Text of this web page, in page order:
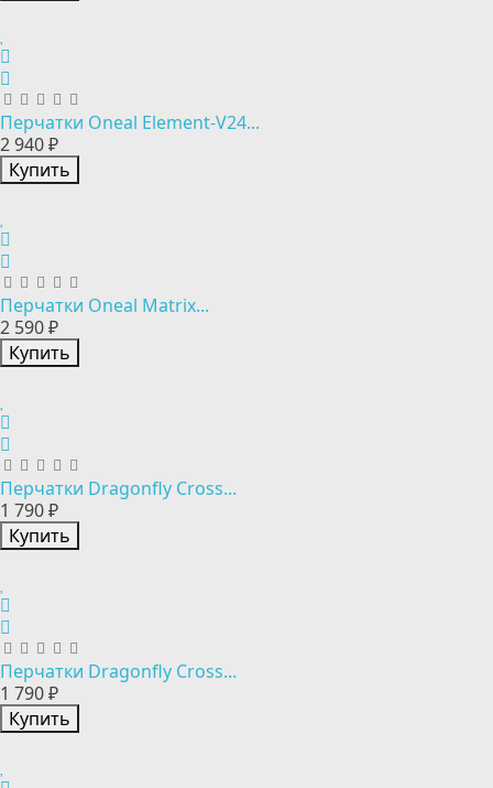
Перчатки Oneal Element-V24...
2 940 ₽
Купить
Перчатки Oneal Matrix...
2 590 ₽
Купить
Перчатки Dragonfly Cross...
1 790 ₽
Купить
Перчатки Dragonfly Cross...
1 790 ₽
Купить